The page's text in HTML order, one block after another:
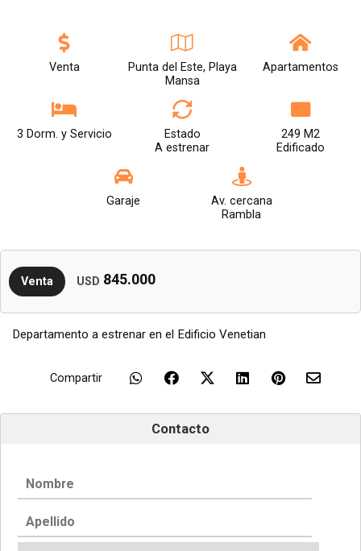
Venta
Punta del Este, Playa
Mansa
Apartamentos
3 Dorm. y Servicio
Estado
A estrenar
249 M2
Edificado
Garaje
Av. cercana
Rambla
Venta USD 845.000
Departamento a estrenar en el Edificio Venetian
Compartir
Contacto